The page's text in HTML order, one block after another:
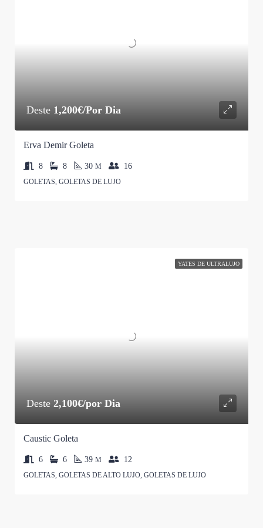
Deste 1,200€/Por Dia
Erva Demir Goleta
8 8 30 M 16
GOLETAS, GOLETAS DE LUJO
YATES DE ULTRALUJO
Deste 2,100€/por Dia
Caustic Goleta
6 6 39 M 12
GOLETAS, GOLETAS DE ALTO LUJO, GOLETAS DE LUJO